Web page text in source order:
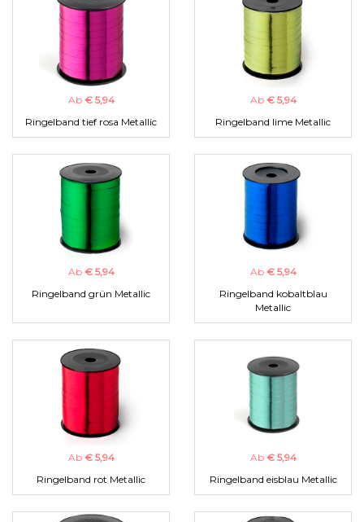
Ab € 5,94
Ringelband tief rosa Metallic
Ab € 5,94
Ringelband lime Metallic
Ab € 5,94
Ringelband grün Metallic
Ab € 5,94
Ringelband kobaltblau
Metallic
Ab € 5,94
Ringelband rot Metallic
Ab € 5,94
Ringelband eisblau Metallic